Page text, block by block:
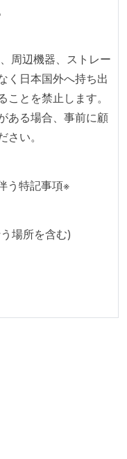
項
いる】
間：1日平均8時間相
休み）
用・労災・健康・厚
周辺機器、ストレー
く日本国外へ持ち出
とを禁止します。
ある場合、事前に顧
い。
う特記事項※
場所を含む)